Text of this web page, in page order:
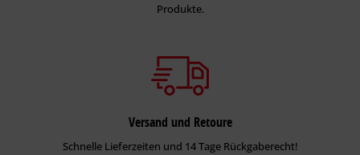
Produkte.
Versand und Retoure
Schnelle Lieferzeiten und 14 Tage Rückgaberecht!